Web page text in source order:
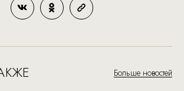
Больше новостей